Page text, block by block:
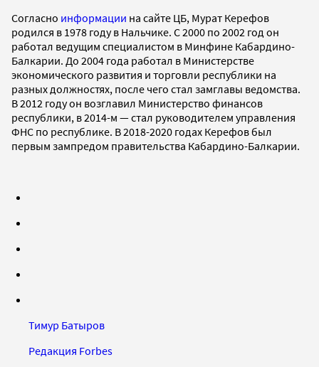
Согласно информации на сайте ЦБ, Мурат Керефов
родился в 1978 году в Нальчике. С 2000 по 2002 год он
работал ведущим специалистом в Минфине Кабардино-
Балкарии. До 2004 года работал в Министерстве
экономического развития и торговли республики на
разных должностях, после чего стал замглавы ведомства.
В 2012 году он возглавил Министерство финансов
республики, в 2014-м — стал руководителем управления
ФНС по республике. В 2018-2020 годах Керефов был
первым зампредом правительства Кабардино-Балкарии.
Тимур Батыров
Редакция Forbes